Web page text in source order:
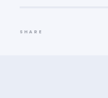
SHARE